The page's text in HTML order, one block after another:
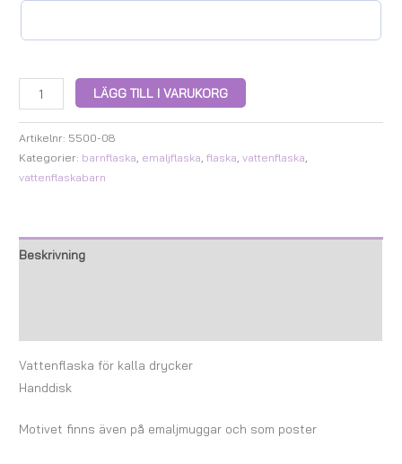
LÄGG TILL I VARUKORG
Artikelnr: 5500-08
Kategorier: barnflaska, emaljflaska,flaska,vattenflaska,
vattenflaskabarn
Beskrivning
Vattenflaska för kalla drycker
Handdisk
Motivet finns även på emaljmuggar och som poster